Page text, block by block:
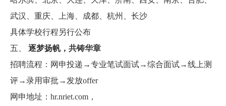
武汉、重庆、上海、成都、杭州、长沙
具体学校行程另行公布
五、 逐梦扬帆，共铸华章
招聘流程：网申投递→专业笔试面试→综合面试→线上测
评→录用审批→发放offer
网申地址： hr.nriet.com ，